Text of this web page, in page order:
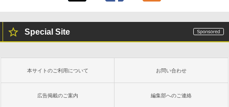
Special Site
本サイトのご利用について お問い合わせ
広告掲載のご案内 編集部へのご連絡